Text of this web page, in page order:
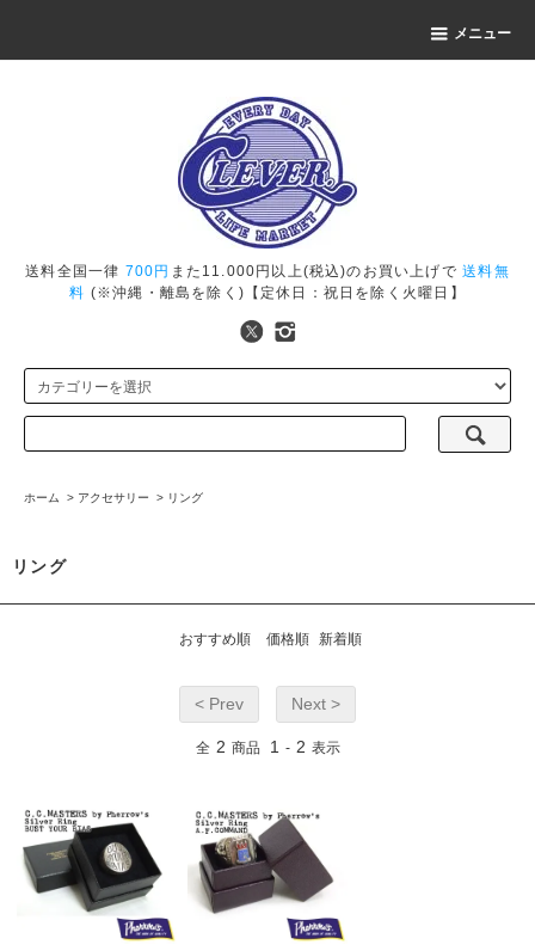
メニュー
送料全国一律 700円 また11.000円以上(税込)のお買い上げで送料無
料 (※沖縄・離島を除く)【定休日：祝日を除く火曜日】
ホーム > アクセサリー > リング
リング
おすすめ順 価格順 新着順
< Prev Next >
全 2 商品 1 - 2 表示